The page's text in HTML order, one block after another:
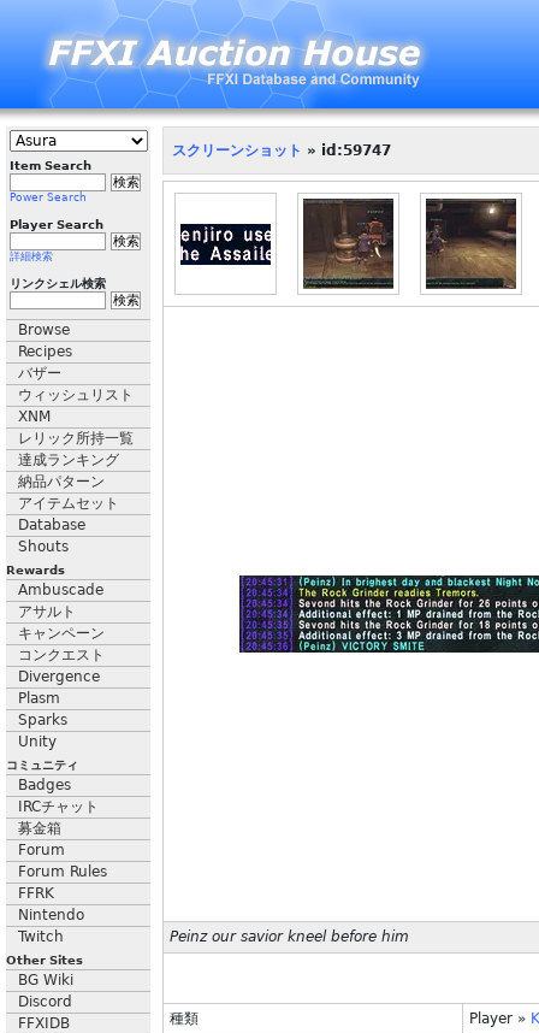
Item Search
Power Search
Player Search
詳細検索
リンクシェル検索
Browse
Recipes
バザー
ウィッシュリスト
XNM
レリック所持一覧
達成ランキング
納品パターン
アイテムセット
Database
Shouts
Rewards
Ambuscade
アサルト
キャンペーン
コンクエスト
Divergence
Plasm
Sparks
Unity
コミュニティ
Badges
IRCチャット
募金箱
Forum
Forum Rules
FFRK
Nintendo
Twitch
Other Sites
BG Wiki
Discord
FFXIDB
スクリーンショット » id:59747
Peinz our savior kneel before him
種類 Player »